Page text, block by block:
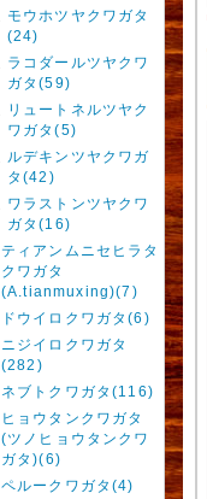
モウホツヤクワガタ
(24)
ラコダールツヤクワ
ガタ(59)
リュートネルツヤク
ワガタ(5)
ルデキンツヤクワガ
タ(42)
ワラストンツヤクワ
ガタ(16)
ティアンムニセヒラタ
クワガタ
(A.tianmuxing)(7)
ドウイロクワガタ(6)
ニジイロクワガタ
(282)
ネブトクワガタ(116)
ヒョウタンクワガタ
(ツノヒョウタンクワ
ガタ)(6)
ペルークワガタ(4)